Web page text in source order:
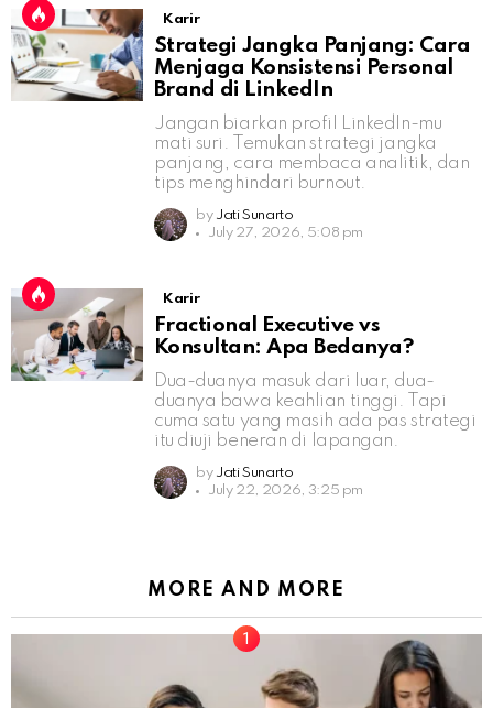
Karir
Strategi Jangka Panjang: Cara
Menjaga Konsistensi Personal
Brand di LinkedIn
Jangan biarkan profil LinkedIn-mu
mati suri. Temukan strategi jangka
panjang, cara membaca analitik, dan
tips menghindari burnout.
by Jati Sunarto
July 27, 2026, 5:08 pm
Karir
Fractional Executive vs
Konsultan: Apa Bedanya?
Dua-duanya masuk dari luar, dua-
duanya bawa keahlian tinggi. Tapi
cuma satu yang masih ada pas strategi
itu diuji beneran di lapangan.
by Jati Sunarto
July 22, 2026, 3:25 pm
MORE AND MORE